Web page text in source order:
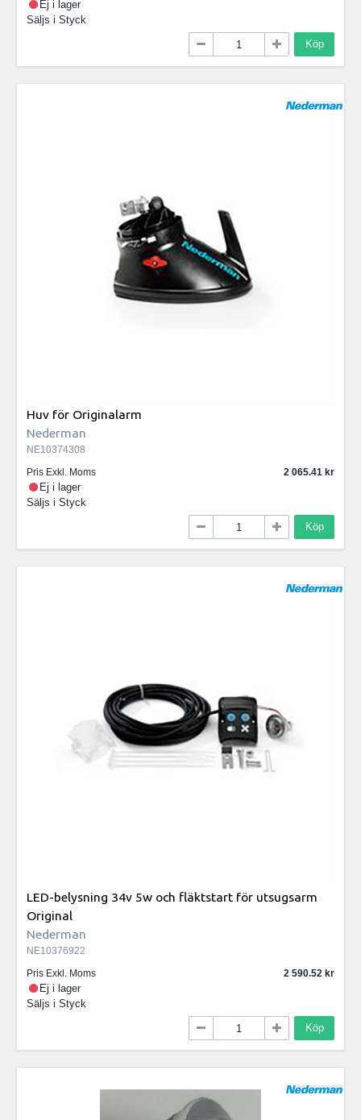
Ej i lager
Säljs i Styck
Köp
Huv för Originalarm
Nederman
NE10374308
Pris Exkl. Moms
2 065.41
Ej i lager
Säljs i Styck
Köp
LED-belysning 34v 5w och fläktstart för utsugsarm
Original
Nederman
NE10376922
Pris Exkl. Moms
2 590.52
Ej i lager
Säljs i Styck
Köp